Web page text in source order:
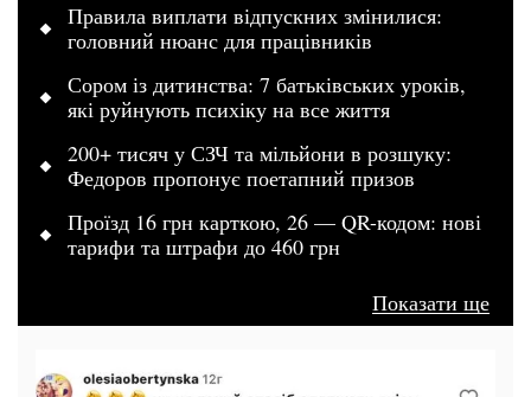
Правила виплати відпускних змінилися:
головний нюанс для працівників
Сором із дитинства: 7 батьківських уроків,
які руйнують психіку на все життя
200+ тисяч у СЗЧ та мільйони в розшуку:
Федоров пропонує поетапний призов
Проїзд 16 грн карткою, 26 — QR-кодом: нові
тарифи та штрафи до 460 грн
Показати ще